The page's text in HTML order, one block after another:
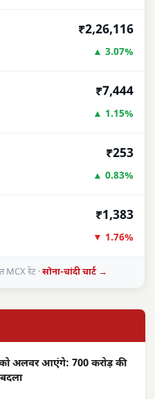
₹2,26,116
▲ 3.07%
₹7,444
▲ 1.15%
₹253
▲ 0.83%
₹1,383
▼ 1.76%
MCX रेट ·सोना-चांदी चार्ट →
अलवर आएंगे: 700 करोड़ की